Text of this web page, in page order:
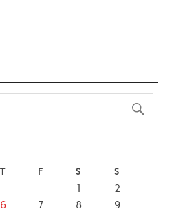
T F S S
1
2
6 7 8
9